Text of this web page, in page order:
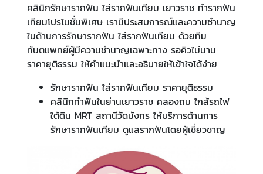
คลินิกรักษารากฟัน ใส่รากฟันเทียม เยาวราช ทำรากฟัน
เทียมโปรโมชั่นพิเศษ เรามีประสบการณ์และความชำนาญ
ในด้านการรักษารากฟัน ใส่รากฟันเทียม ด้วยทีม
ทันตแพทย์ผู้มีความชำนาญเฉพาะทาง รอคิวไม่นาน
ราคายุติธรรม ให้คำแนะนำและอธิบายให้เข้าใจได้ง่าย
รักษารากฟัน ใส่รากฟันเทียม ราคายุติธรรม
คลินิกทำฟันในย่านเยาวราช คลองถม ใกล้รถไฟ
ใต้ดิน MRT สถานีวัดมังกร ให้บริการด้านการ
รักษารากฟันเทียม ดูแลรากฟันโดยผู้เชี่ยวชาญ